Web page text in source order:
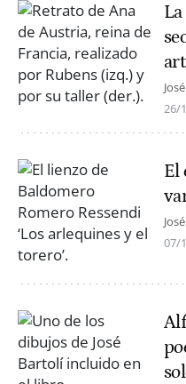
26/
El
07/